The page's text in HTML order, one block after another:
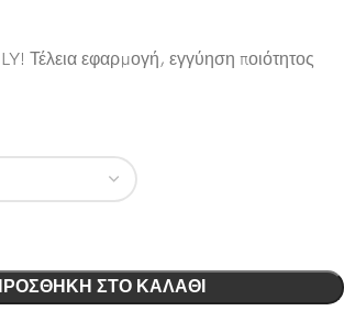
Τέλεια εφαρμογή, εγγύηση ποιότητος
ΣΤΟ ΚΑΛΆΘΙ